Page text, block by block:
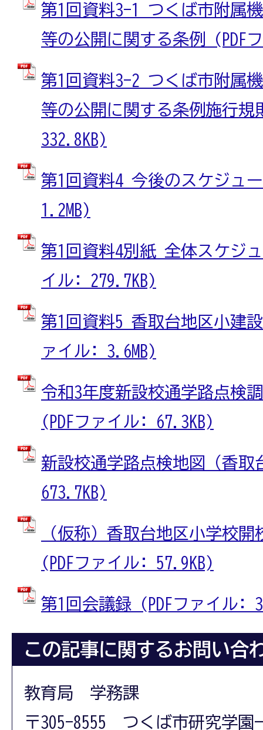
第1回資料3-1 つくば市附属
等の公開に関する条例 (PDF
第1回資料3-2 つくば市附属
等の公開に関する条例施行規
332.8KB)
第1回資料4 今後のスケジュ
1.2MB)
第1回資料4別紙 全体スケジ
イル: 279.7KB)
第1回資料5 香取台地区小建
ァイル: 3.6MB)
令和3年度新設校通学路点検
(PDFファイル: 67.3KB)
新設校通学路点検地図（香取
673.7KB)
（仮称）香取台地区小学校
(PDFファイル: 57.9KB)
第1回会議録 (PDFファイル:
この記事に関するお問い合
教育局 学務課
〒305-8555 つくば市研究学園